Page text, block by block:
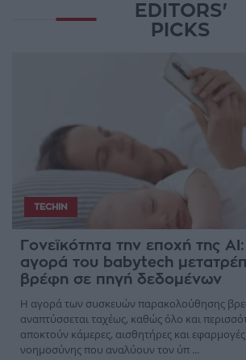
EDITORS'
PICKS
TECHIN
Γονεϊκότητα την εποχή της
αγορά του babytech
βρέφη σε πηγή δεδομένων
Η αγορά των συσκευών παρακολούθησης
αναπτύσσεται ταχέως, καθώς όλο και
αποκτούν κάμερες, αισθητήρες και
νοημοσύνης που αναλύουν τον ύπ ...